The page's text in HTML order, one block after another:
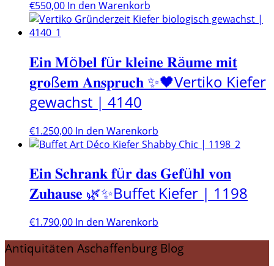
€550,00 In den Warenkorb
𝐄𝐢𝐧 𝐌ö𝐛𝐞𝐥 𝐟ü𝐫 𝐤𝐥𝐞𝐢𝐧𝐞 𝐑ä𝐮𝐦𝐞 𝐦𝐢𝐭
𝐠𝐫𝐨ß𝐞𝐦 𝐀𝐧𝐬𝐩𝐫𝐮𝐜𝐡 ✨🖤Vertiko Kiefer
gewachst | 4140
€1.250,00 In den Warenkorb
𝐄𝐢𝐧 𝐒𝐜𝐡𝐫𝐚𝐧𝐤 𝐟ü𝐫 𝐝𝐚𝐬 𝐆𝐞𝐟ü𝐡𝐥 𝐯𝐨𝐧
𝐙𝐮𝐡𝐚𝐮𝐬𝐞 🌿✨Buffet Kiefer | 1198
€1.790,00 In den Warenkorb
Antiquitäten Aschaffenburg Blog